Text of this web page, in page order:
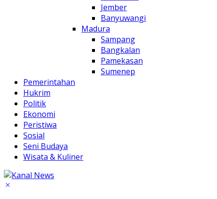
Jember
Banyuwangi
Madura
Sampang
Bangkalan
Pamekasan
Sumenep
Pemerintahan
Hukrim
Politik
Ekonomi
Peristiwa
Sosial
Seni Budaya
Wisata & Kuliner